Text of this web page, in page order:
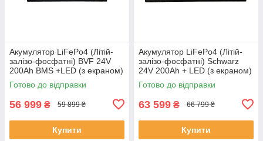
Акумулятор LiFePo4 (Літій-
залізо-фосфатні) BVF 24V
200Ah BMS +LED (з екраном)
Готово до відправки
56 999 ₴ 59 899 ₴
Купити
Акумулятор LiFePo4 (Літій-
залізо-фосфатні) Schwarz
24V 200Ah + LED (з екраном)
Готово до відправки
63 599 ₴ 66 799 ₴
Купити